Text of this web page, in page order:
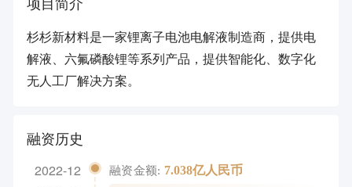
杉杉新材料是一家锂离子电池电解液制造商，提供电
解液、六氟磷酸锂等系列产品，提供智能化、数字化
无人工厂解决方案。
融资历史
2022-12 融资金额: 7.038亿人民币